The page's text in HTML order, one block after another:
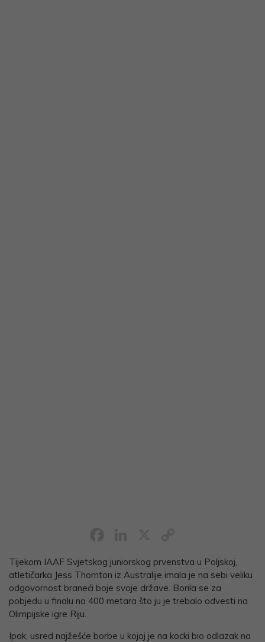
Link
Tijekom IAAF Svjetskog juniorskog prvenstva u Poljskoj,
atletičarka Jess Thornton iz Australije imala je na sebi veliku
odgovornost braneći boje svoje države. Borila se za
pobjedu u finalu na 400 metara što ju je trebalo odvesti na
Olimpijske igre Riju.
Ipak, usred najžešće borbe u kojoj je na kocki bio odlazak na